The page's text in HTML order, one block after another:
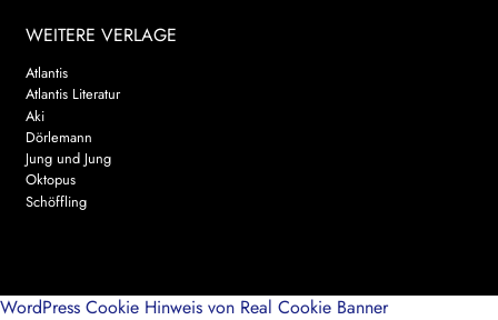
WEITERE VERLAGE
Atlantis
Atlantis Literatur
Aki
Dörlemann
Jung und Jung
Oktopus
Schöffling
WordPress Cookie Hinweis von Real Cookie Banner